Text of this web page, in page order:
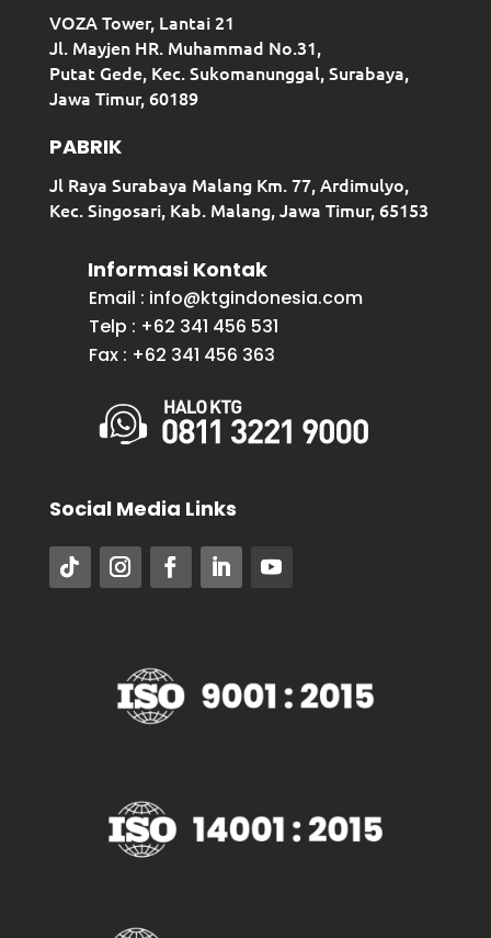
VOZA Tower, Lantai 21
Jl. Mayjen HR. Muhammad No.31,
Putat Gede, Kec. Sukomanunggal, Surabaya,
Jawa Timur, 60189
PABRIK
Jl Raya Surabaya Malang Km. 77, Ardimulyo,
Kec. Singosari, Kab. Malang, Jawa Timur, 65153
Informasi Kontak
Email : info@ktgindonesia.com
Telp : +62 341 456 531
Fax : +62 341 456 363
Social Media Links